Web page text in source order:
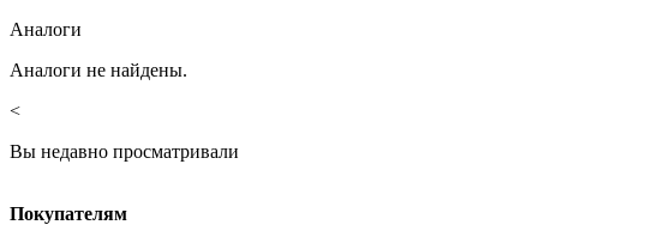
Аналоги
Аналоги не найдены.
<
Вы недавно просматривали
Покупателям